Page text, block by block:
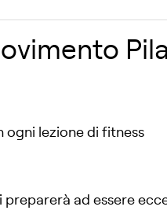
ogni lezione di fitness
ad essere